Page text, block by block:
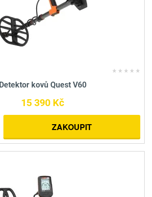
Detektor kovů Quest V60
15 390 Kč
ZAKOUPIT